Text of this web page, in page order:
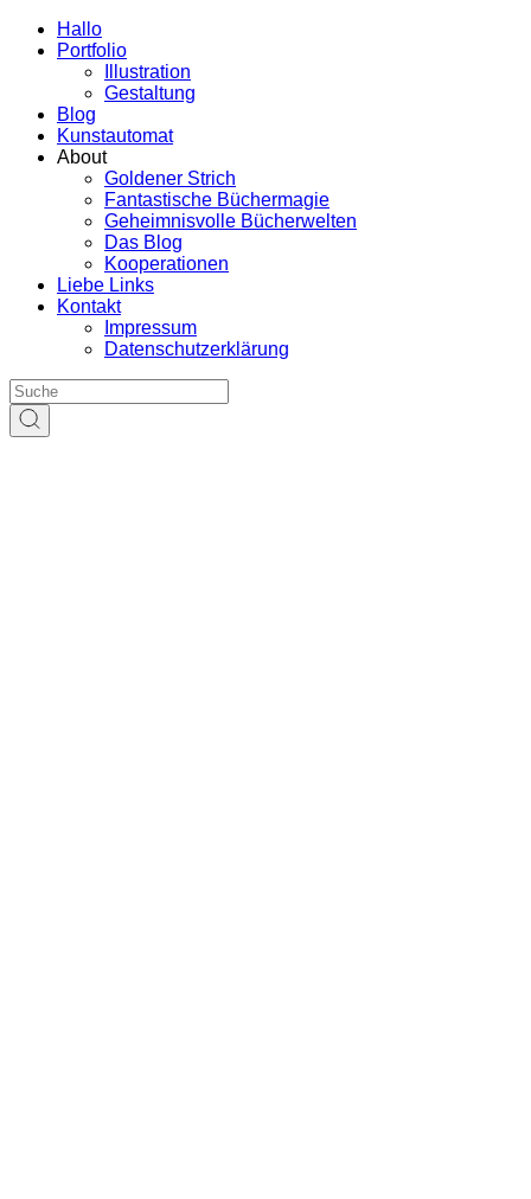
Hallo
Portfolio
Illustration
Gestaltung
Blog
Kunstautomat
About
Goldener Strich
Fantastische Büchermagie
Geheimnisvolle Bücherwelten
Das Blog
Kooperationen
Liebe Links
Kontakt
Impressum
Datenschutzerklärung